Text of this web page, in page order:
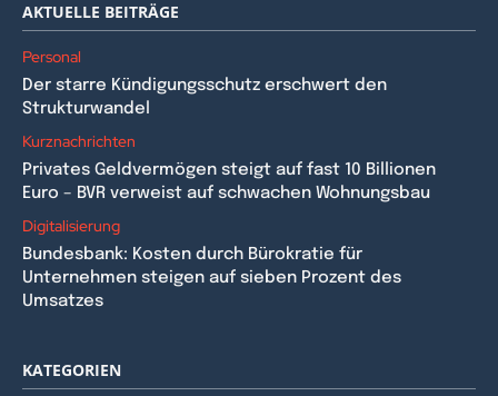
AKTUELLE BEITRÄGE
Personal
Der starre Kündigungsschutz erschwert den
Strukturwandel
Kurznachrichten
Privates Geldvermögen steigt auf fast 10 Billionen
Euro – BVR verweist auf schwachen Wohnungsbau
Digitalisierung
Bundesbank: Kosten durch Bürokratie für
Unternehmen steigen auf sieben Prozent des
Umsatzes
KATEGORIEN